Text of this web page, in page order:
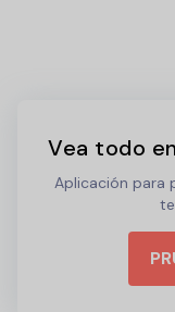
Vea todo
Aplicación para